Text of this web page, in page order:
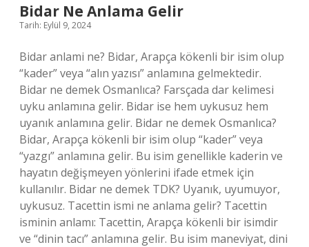
Bidar Ne Anlama Gelir
Tarih: Eylül 9, 2024
Bidar anlami ne? Bidar, Arapça kökenli bir isim olup
“kader” veya “alın yazısı” anlamına gelmektedir.
Bidar ne demek Osmanlıca? Farsçada dar kelimesi
uyku anlamına gelir. Bidar ise hem uykusuz hem
uyanık anlamına gelir. Bidar ne demek Osmanlıca?
Bidar, Arapça kökenli bir isim olup “kader” veya
“yazgı” anlamına gelir. Bu isim genellikle kaderin ve
hayatın değişmeyen yönlerini ifade etmek için
kullanılır. Bidar ne demek TDK? Uyanık, uyumuyor,
uykusuz. Tacettin ismi ne anlama gelir? Tacettin
isminin anlamı: Tacettin, Arapça kökenli bir isimdir
ve “dinin tacı” anlamına gelir. Bu isim maneviyat, dini